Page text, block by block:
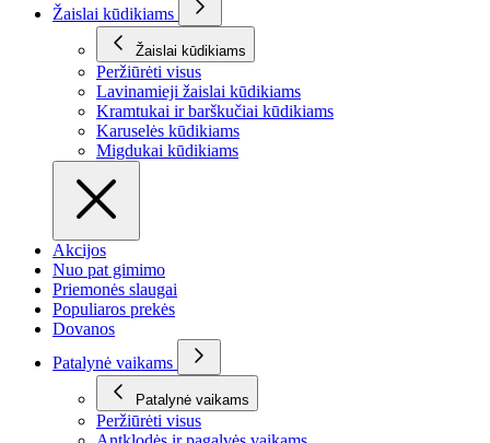
Žaislai kūdikiams
Žaislai kūdikiams
Peržiūrėti visus
Lavinamieji žaislai kūdikiams
Kramtukai ir barškučiai kūdikiams
Karuselės kūdikiams
Migdukai kūdikiams
Akcijos
Nuo pat gimimo
Priemonės slaugai
Populiaros prekės
Dovanos
Patalynė vaikams
Patalynė vaikams
Peržiūrėti visus